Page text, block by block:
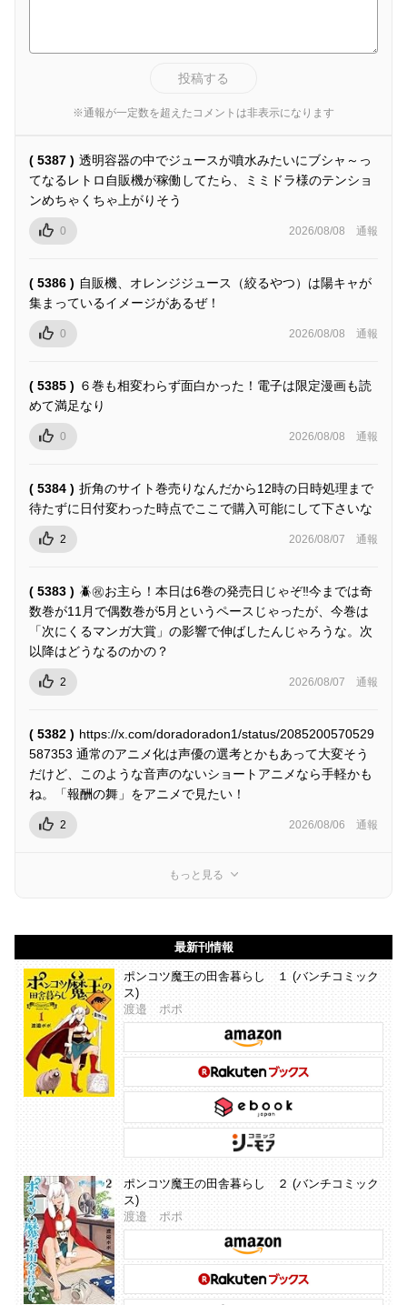
投稿する
※通報が一定数を超えたコメントは非表示になります
( 5387 ) 透明容器の中でジュースが噴水みたいにブシャ～っ
てなるレトロ自販機が稼働してたら、ミミドラ様のテンショ
ンめちゃくちゃ上がりそう
0 2026/08/08 通報
( 5386 ) 自販機、オレンジジュース（絞るやつ）は陽キャが
集まっているイメージがあるぜ！
0 2026/08/08 通報
( 5385 ) ６巻も相変わらず面白かった！電子は限定漫画も読
めて満足なり
0 2026/08/08 通報
( 5384 ) 折角のサイト巻売りなんだから12時の日時処理まで
待たずに日付変わった時点でここで購入可能にして下さいな
2 2026/08/07 通報
( 5383 ) 🪲㊗️お主ら！本日は6巻の発売日じゃぞ‼️今までは奇
数巻が11月で偶数巻が5月というペースじゃったが、今巻は
「次にくるマンガ大賞」の影響で伸ばしたんじゃろうな。次
以降はどうなるのかの？
2 2026/08/07 通報
( 5382 ) https://x.com/doradoradon1/status/2085200570529
587353 通常のアニメ化は声優の選考とかもあって大変そう
だけど、このような音声のないショートアニメなら手軽かも
ね。「報酬の舞」をアニメで見たい！
2 2026/08/06 通報
もっと見る
最新刊情報
ポンコツ魔王の田舎暮らし １ (バンチコミック
ス)
渡邉 ポポ
ポンコツ魔王の田舎暮らし ２ (バンチコミック
ス)
渡邉 ポポ